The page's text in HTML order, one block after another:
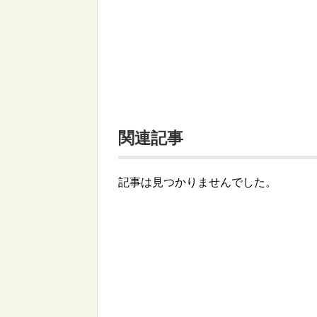
関連記事
記事は見つかりませんでした。